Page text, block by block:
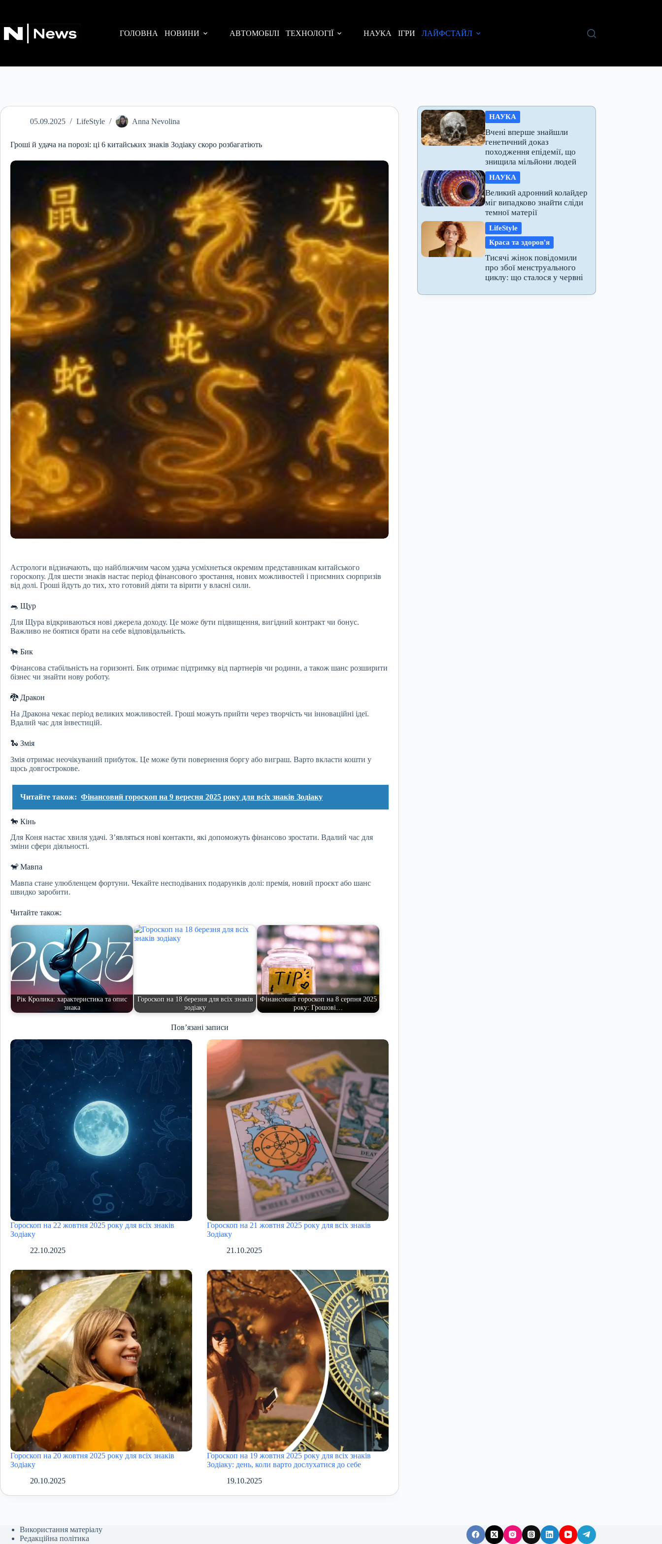
ГОЛОВНА
НОВИНИ АВТОМОБІЛІ ТЕХНОЛОГІЇ НАУКА ІГРИ ЛАЙФСТАЙЛ
05.09.2025 LifeStyle Anna Nevolina
Гроші й удача на порозі: ці 6 китайських знаків Зодіаку скоро розбагатіють
Астрологи відзначають, що найближчим часом удача усміхнеться окремим представникам китайського
гороскопу. Для шести знаків настає період фінансового зростання, нових можливостей і приємних сюрпризів
від долі. Гроші йдуть до тих, хто готовий діяти та вірити у власні сили.
🐀 Щур
Для Щура відкриваються нові джерела доходу. Це може бути підвищення, вигідний контракт чи бонус.
Важливо не боятися брати на себе відповідальність.
🐂 Бик
Фінансова стабільність на горизонті. Бик отримає підтримку від партнерів чи родини, а також шанс розширити
бізнес чи знайти нову роботу.
🐉 Дракон
На Дракона чекає період великих можливостей. Гроші можуть прийти через творчість чи інноваційні ідеї.
Вдалий час для інвестицій.
🐍 Змія
Змія отримає неочікуваний прибуток. Це може бути повернення боргу або виграш. Варто вкласти кошти у
щось довгострокове.
Читайте також: Фінансовий гороскоп на 9 вересня 2025 року для всіх знаків Зодіаку
🐎 Кінь
Для Коня настає хвиля удачі. З’являться нові контакти, які допоможуть фінансово зростати. Вдалий час для
зміни сфери діяльності.
🐒 Мавпа
Мавпа стане улюбленцем фортуни. Чекайте несподіваних подарунків долі: премія, новий проєкт або шанс
швидко заробити.
Читайте також:
Рік Кролика: характеристика та опис
знака
Гороскоп на 18 березня для всіх знаків
зодіаку
Фінансовий гороскоп на 8 серпня 2025
року: Грошові…
Пов’язані записи
Гороскоп на 22 жовтня 2025 року для всіх знаків
Зодіаку
22.10.2025
Гороскоп на 21 жовтня 2025 року для всіх знаків
Зодіаку
21.10.2025
Гороскоп на 20 жовтня 2025 року для всіх знаків
Зодіаку
20.10.2025
Гороскоп на 19 жовтня 2025 року для всіх знаків
Зодіаку: день, коли варто дослухатися до себе
19.10.2025
НАУКА
Вчені вперше знайшли
генетичний доказ
походження епідемії, що
знищила мільйони людей
НАУКА
Великий адронний колайдер
міг випадково знайти сліди
темної матерії
LifeStyle
Краса та здоров'я
Тисячі жінок повідомили
про збої менструального
циклу: що сталося у червні
Використання матеріалу
Редакційна політика